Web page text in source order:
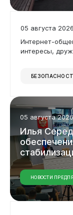
05 августа 2026
Интернет-
интересы,
05 августа 2026
Илья
НОВОСТИ